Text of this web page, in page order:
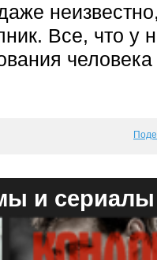
Все, что у
и сериалы